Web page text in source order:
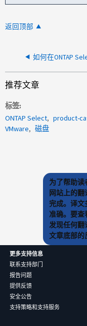
返回顶部
推荐文章
标签
ONTAP Select
product-
VMware
磁盘
为了帮助读
网站上的翻
完成。译文
准确。要查
发现任何翻
文章底部的
更多支持信息
联系支持部门
报告问题
提供反馈
安全公告
支持策略和支持服务